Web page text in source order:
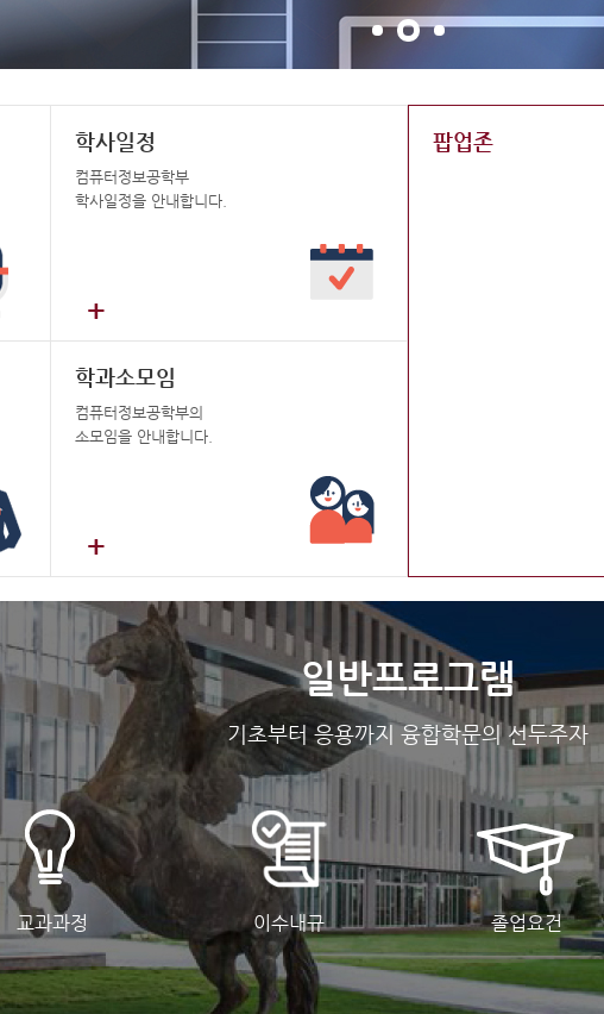
학사일정
컴퓨터정보공학부
학사일정을 안내합니다.
+
학과소모임
컴퓨터정보공학부의
소모임을 안내합니다.
+
팝업존
일반프로그램
기초부터 응용까지 융합학문의 선두주자
교과과정 이수내규 졸업요건